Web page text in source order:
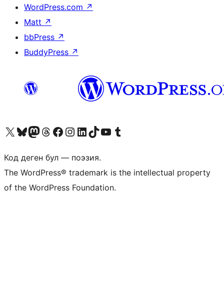
WordPress.com ↗
Matt ↗
bbPress ↗
BuddyPress ↗
Visit our X (formerly Twitter) account
Visit our Bluesky account
Биздин Mastodon түрмөгүбүзгө баш багыңыз
Visit our Threads account
Биздин Facebook баракчабызга кириңиз
Биздин Instagram баракчабызга баш багыңыз
Биздин LinkedIn баракчабызга баш багыңыз
Visit our TikTok account
Visit our YouTube channel
Visit our Tumblr account
Код деген бул — поэзия.
The WordPress® trademark is the intellectual property
of the WordPress Foundation.